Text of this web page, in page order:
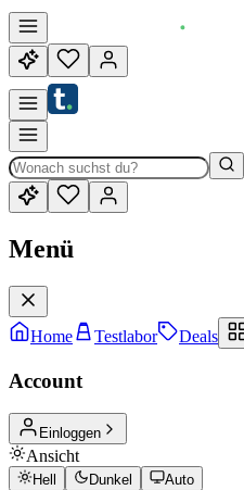
Menü
Home Testlabor Deals
Account
Einloggen
Ansicht
Hell Dunkel Auto